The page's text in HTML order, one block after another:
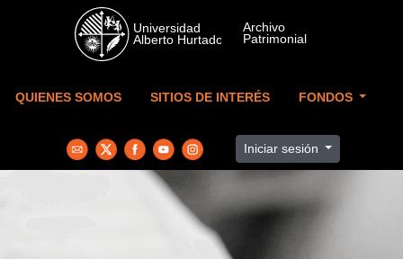
Skip to main content
QUIENES SOMOS SITIOS DE INTERÉS FONDOS
Iniciar sesión